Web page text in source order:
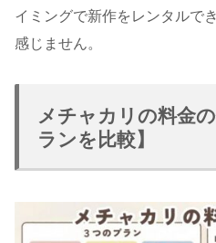
イミングで新作をレンタルで
感じません。
メチャカリの料金
ランを比較】